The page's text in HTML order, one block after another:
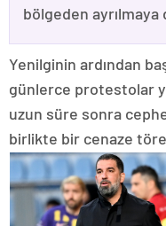
bölgeden ayrılmaya
Yenilginin ardından
günlerce protestolar
uzun süre sonra
birlikte bir cenaze